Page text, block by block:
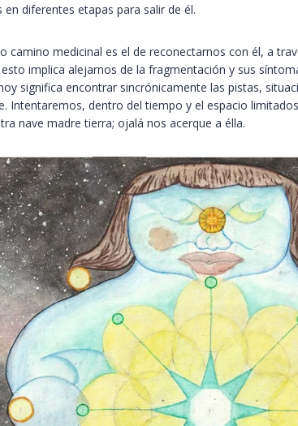
diferentes etapas para salir de él.
medicinal es el de reconectarnos con él, a
implica alejarnos de la fragmentación y sus
significa encontrar sincrónicamente las pistas,
Intentaremos, dentro del tiempo y el espacio
nave madre tierra; ojalá nos acerque a élla.